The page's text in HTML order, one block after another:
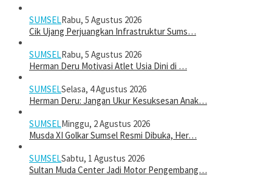
SUMSELRabu, 5 Agustus 2026
Cik Ujang Perjuangkan Infrastruktur Sums…
SUMSELRabu, 5 Agustus 2026
Herman Deru Motivasi Atlet Usia Dini di …
SUMSELSelasa, 4 Agustus 2026
Herman Deru: Jangan Ukur Kesuksesan Anak…
SUMSELMinggu, 2 Agustus 2026
Musda XI Golkar Sumsel Resmi Dibuka, Her…
SUMSELSabtu, 1 Agustus 2026
Sultan Muda Center Jadi Motor Pengembang…